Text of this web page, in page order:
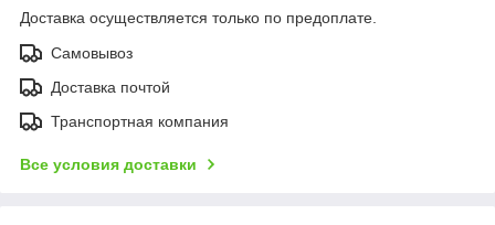
Доставка осуществляется только по предоплате.
Самовывоз
Доставка почтой
Транспортная компания
Все условия доставки